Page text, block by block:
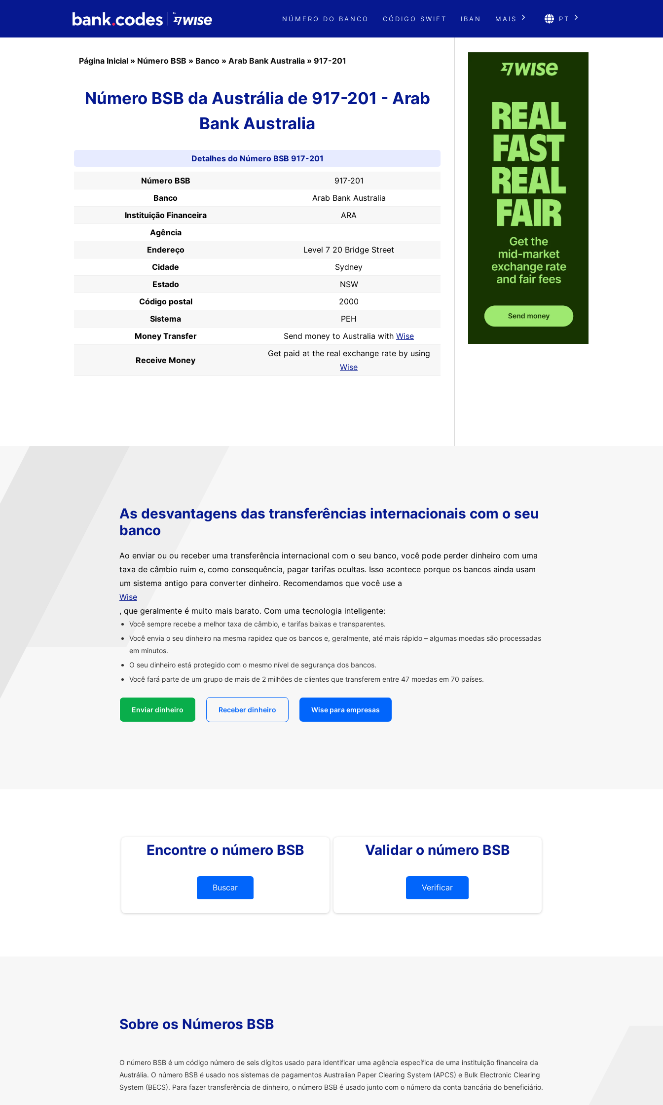
NÚMERO DO BANCO CÓDIGO SWIFT IBAN MAIS PT
Página Inicial » Número BSB » Banco » Arab Bank Australia » 917-201
Número BSB da Austrália de 917-201 - Arab
Bank Australia
Detalhes do Número BSB 917-201
Número BSB
917-201
Banco
Arab Bank Australia
Instituição Financeira
ARA
Agência
Endereço
Level 7 20 Bridge Street
Cidade
Sydney
Estado
NSW
Código postal
2000
Sistema
PEH
Money Transfer
Send money to Australia with Wise
Receive Money
Get paid at the real exchange rate by using
Wise
As desvantagens das transferências internacionais com o seu
banco
Ao enviar ou ou receber uma transferência internacional com o seu banco, você pode perder dinheiro com uma
taxa de câmbio ruim e, como consequência, pagar tarifas ocultas. Isso acontece porque os bancos ainda usam
um sistema antigo para converter dinheiro. Recomendamos que você use a
Wise
, que geralmente é muito mais barato. Com uma tecnologia inteligente:
Você sempre recebe a melhor taxa de câmbio, e tarifas baixas e transparentes.
Você envia o seu dinheiro na mesma rapidez que os bancos e, geralmente, até mais rápido – algumas moedas são processadas
em minutos.
O seu dinheiro está protegido com o mesmo nível de segurança dos bancos.
Você fará parte de um grupo de mais de 2 milhões de clientes que transferem entre 47 moedas em 70 países.
Enviar dinheiro Receber dinheiro Wise para empresas
Encontre o número BSB
Buscar
Validar o número BSB
Verificar
Sobre os Números BSB
O número BSB é um código número de seis dígitos usado para identificar uma agência específica de uma instituição financeira da
Austrália. O número BSB é usado nos sistemas de pagamentos Australian Paper Clearing System (APCS) e Bulk Electronic Clearing
System (BECS). Para fazer transferência de dinheiro, o número BSB é usado junto com o número da conta bancária do beneficiário.